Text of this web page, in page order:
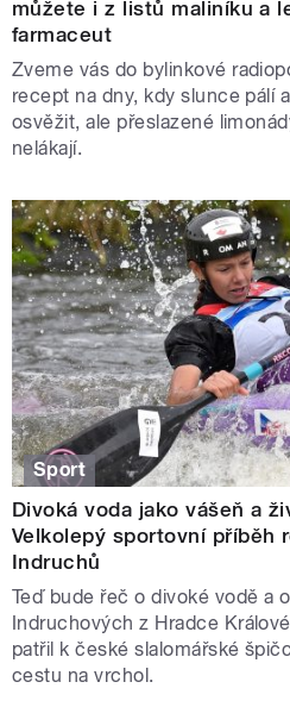
můžete i z listů maliníku a
farmaceut
Zveme vás do bylinkové
recept na dny, kdy slunce pálí
osvěžit, ale přeslazené
nelákají.
Sport
Divoká voda jako vášeň a
Velkolepý sportovní příběh
Indruchů
Teď bude řeč o divoké vodě a
Indruchových z Hradce
patřil k české slalomářské
cestu na vrchol.